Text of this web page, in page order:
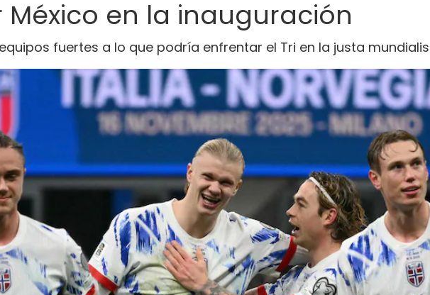
en la inauguración
fuertes a lo que podría enfrentar el Tri en la justa